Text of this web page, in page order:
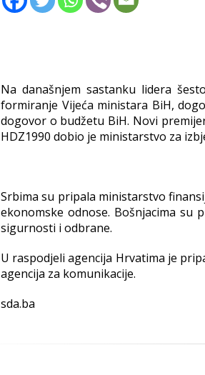
Na današnjem sastanku lidera
formiranje Vijeća ministara BiH,
dogovor o budžetu BiH. Novi
HDZ1990 dobio je ministarstvo za
Srbima su pripala ministarstvo
ekonomske odnose. Bošnjacima su
sigurnosti i odbrane.
U raspodjeli agencija Hrvatima je
agencija za komunikacije.
sda.ba